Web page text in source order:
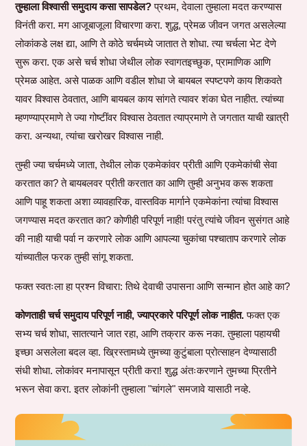
तुम्हाला विश्वासी समुदाय कसा सापडेल?प्रथम, देवाला तुम्हाला मदत करण्यास
विनंती करा. मग आजूबाजूला विचारणा करा. शुद्ध, प्रेमळ जीवन जगत असलेल्या
लोकांकडे लक्ष द्या, आणि ते कोठे चर्चमध्ये जातात ते शोधा. त्या चर्चला भेट देणे
सुरू करा. एक असे चर्च शोधा जेथील लोक स्वागतइच्छुक, प्रामाणिक आणि
प्रेमळ आहेत. असे पाळक आणि वडील शोधा जे बायबल स्पष्टपणे काय शिकवते
यावर विश्वास ठेवतात, आणि बायबल काय सांगते त्यावर शंका घेत नाहीत. त्यांच्या
म्हणण्याप्रमाणे ते ज्या गोष्टींवर विश्वास ठेवतात त्याप्रमाणे ते जगतात याची खात्री
करा. अन्यथा, त्यांचा खरोखर विश्वास नाही.
तुम्ही ज्या चर्चमध्ये जाता, तेथील लोक एकमेकांवर प्रीती आणि एकमेकांची सेवा
करतात का? ते बायबलवर प्रीती करतात का आणि तुम्ही अनुभव करू शकता
आणि पाहू शकता अशा व्यावहारिक, वास्तविक मार्गाने एकमेकांना त्यांचा विश्वास
जगण्यास मदत करतात का? कोणीही परिपूर्ण नाही! परंतु त्यांचे जीवन सुसंगत आहे
की नाही याची पर्वा न करणारे लोक आणि आपल्या चुकांचा पश्चाताप करणारे लोक
यांच्यातील फरक तुम्ही सांगू शकता.
फक्त स्वतःला हा प्रश्न विचारा: तिथे देवाची उपासना आणि सन्मान होत आहे का?
कोणताही चर्च समुदाय परिपूर्ण नाही, ज्याप्रकारे परिपूर्ण लोक नाहीत.फक्त एक
सभ्य चर्च शोधा, सातत्याने जात रहा, आणि तक्रार करू नका. तुम्हाला पहायची
इच्छा असलेला बदल व्हा. ख्रिस्तामध्ये तुमच्या कुटुंबाला प्रोत्साहन देण्यासाठी
संधी शोधा. लोकांवर मनापासून प्रीती करा! शुद्ध अंतःकरणाने तुमच्या प्रितीने
भरून सेवा करा. इतर लोकांनी तुम्हाला "चांगले" समजावे यासाठी नव्हे.